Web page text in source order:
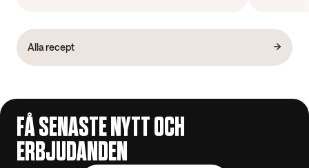
Alla recept
FÅ SENASTE NYTT OCH
ERBJUDANDEN